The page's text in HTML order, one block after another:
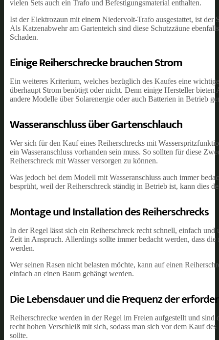
vielen Sets auch ein Trafo und Befestigungsmaterial enthalten.
Ist der Elektrozaun mit einem Niedervolt-Trafo ausgestattet, ist
Als Katzenabwehr am Gartenteich sind diese Schutzzäune
Schaden.
Einige Reiherschrecke brauchen Strom
Ein weiteres Kriterium, welches bezüglich des Kaufes eine
überhaupt Strom benötigt oder nicht. Denn einige Hersteller
andere Modelle über Solarenergie oder auch Batterien in Betrieb
Wasseranschluss über Gartenschlauch
Wer sich für den Kauf eines Reiherschrecks mit
ein Wasseranschluss vorhanden sein muss. So sollten für diese
Reiherschreck mit Wasser versorgen zu können.
Was jedoch bei dem Modell mit Wasseranschluss auch immer
besprüht, weil der Reiherschreck ständig in Betrieb ist, kann dies
Montage und Installation des Reiherschrecks
In der Regel lässt sich ein Reiherschreck recht schnell, einfach
Zeit in Anspruch. Allerdings sollte immer bedacht werden, dass
werden.
Wer seinen Rasen nicht belasten möchte, kann auf einen
einfach an einen Baum gehängt werden.
Die Lebensdauer und die Frequenz der
Reiherschrecke werden in der Regel im Freien aufgestellt und sind
recht hohen Verschleiß mit sich, sodass man sich vor dem Kauf
sollte.